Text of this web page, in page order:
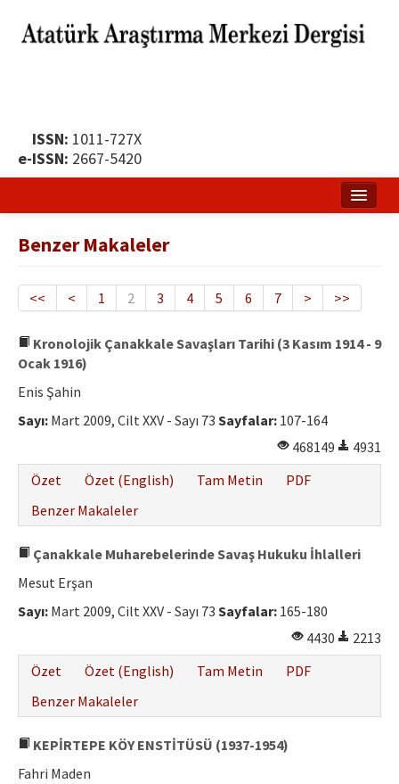
ISSN: 1011-727X
e-ISSN: 2667-5420
Yayın Politikası
Yayın İlkeleri
Etik İlkeler
Hakem Rehberi
İletişim
Benzer Makaleler
<< < 1 2 3 4 5 6 7 > >>
Kronolojik Çanakkale Savaşları Tarihi (3 Kasım 1914 - 9
Ocak 1916)
Enis Şahin
Sayı: Mart 2009, Cilt XXV - Sayı 73 Sayfalar: 107-164
468149
4931
Özet
Özet (English) Tam Metin
PDF
Benzer Makaleler
Çanakkale Muharebelerinde Savaş Hukuku İhlalleri
Mesut Erşan
Sayı: Mart 2009, Cilt XXV - Sayı 73 Sayfalar: 165-180
4430
2213
Özet
Özet (English) Tam Metin
PDF
Benzer Makaleler
KEPİRTEPE KÖY ENSTİTÜSÜ (1937-1954)
Fahri Maden